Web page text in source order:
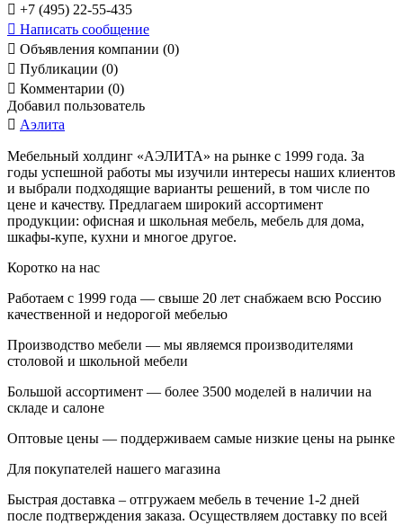
 +7 (495) 22-55-435
 Написать сообщение
 Объявления компании (0)
 Публикации (0)
 Комментарии (0)
Добавил пользователь
 Аэлита
Мебельный холдинг «АЭЛИТА» на рынке с 1999 года. За
годы успешной работы мы изучили интересы наших клиентов
и выбрали подходящие варианты решений, в том числе по
цене и качеству. Предлагаем широкий ассортимент
продукции: офисная и школьная мебель, мебель для дома,
шкафы-купе, кухни и многое другое.
Коротко на нас
Работаем с 1999 года — свыше 20 лет снабжаем всю Россию
качественной и недорогой мебелью
Производство мебели — мы являемся производителями
столовой и школьной мебели
Большой ассортимент — более 3500 моделей в наличии на
складе и салоне
Оптовые цены — поддерживаем самые низкие цены на рынке
Для покупателей нашего магазина
Быстрая доставка – отгружаем мебель в течение 1-2 дней
после подтверждения заказа. Осуществляем доставку по всей